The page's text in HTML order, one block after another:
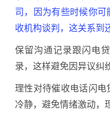
司，因为有些时候你
收机构谈判，这关系到
保留沟通记录跟闪电
录，这样避免因异议纠
理性对待催收电话闪
冷静，避免情绪激动，